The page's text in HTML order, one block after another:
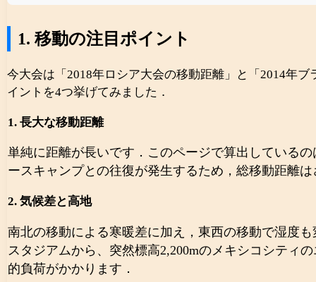
1. 移動の注目ポイント
今大会は「2018年ロシア大会の移動距離」と「2014年
イントを4つ挙げてみました．
1. 長大な移動距離
単純に距離が長いです．このページで算出している
ースキャンプとの往復が発生するため，総移動距離
2. 気候差と高地
南北の移動による寒暖差に加え，東西の移動で湿度
スタジアムから、突然標高2,200mのメキシコシティ
的負荷がかかります．